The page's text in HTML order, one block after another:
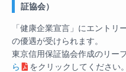
証協会）
「健康企業宣言」にエント
の優遇が受けられます。
東京信用保証協会作成のリー
ら
をクリックしてください。